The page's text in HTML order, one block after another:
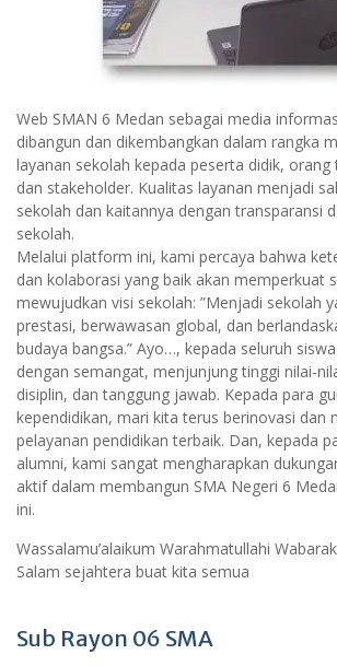
Web SMAN 6 Medan sebagai media
dibangun dan dikembangkan dalam rangka
layanan sekolah kepada peserta didik,
dan stakeholder. Kualitas layanan menjadi
sekolah dan kaitannya dengan transparansi
sekolah.
Melalui platform ini, kami percaya bahwa
dan kolaborasi yang baik akan memperkuat
mewujudkan visi sekolah: ”Menjadi sekolah
prestasi, berwawasan global, dan
budaya bangsa.” Ayo…, kepada seluruh
dengan semangat, menjunjung tinggi nilai-
disiplin, dan tanggung jawab. Kepada para
kependidikan, mari kita terus berinovasi dan
pelayanan pendidikan terbaik. Dan, kepada
alumni, kami sangat mengharapkan
aktif dalam membangun SMA Negeri 6
ini.
Wassalamu’alaikum Warahmatullahi
Salam sejahtera buat kita semua
Sub Rayon 06 SMA